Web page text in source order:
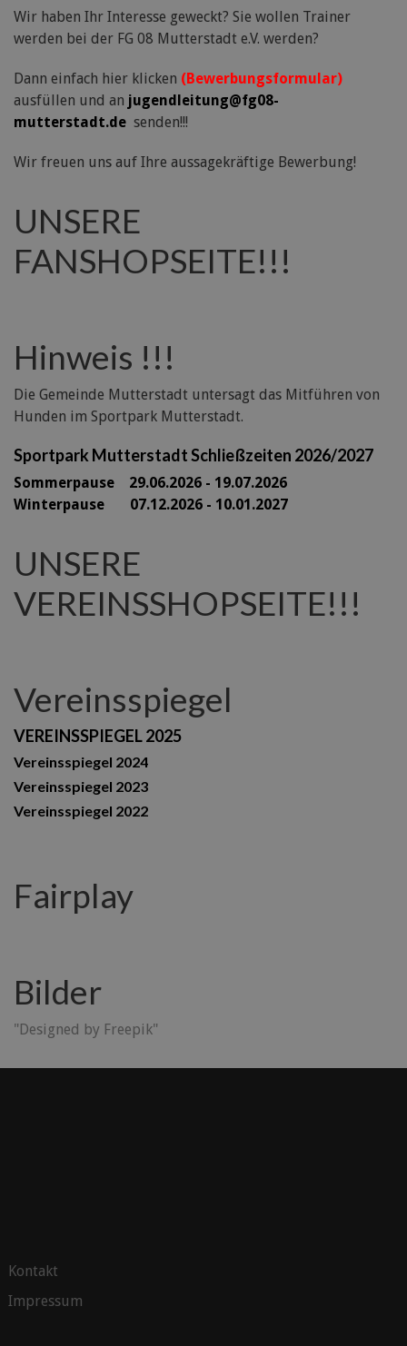
Wir haben Ihr Interesse geweckt? Sie wollen Trainer
werden bei der FG 08 Mutterstadt e.V. werden?
Dann einfach hier klicken (Bewerbungsformular)
ausfüllen und an jugendleitung@fg08-
mutterstadt.de senden!!!
Wir freuen uns auf Ihre aussagekräftige Bewerbung!
UNSERE
FANSHOPSEITE!!!
Hinweis !!!
Die Gemeinde Mutterstadt untersagt das Mitführen von
Hunden im Sportpark Mutterstadt.
Sportpark Mutterstadt Schließzeiten 2026/2027
Sommerpause 29.06.2026 - 19.07.2026
Winterpause 07.12.2026 - 10.01.2027
UNSERE
VEREINSSHOPSEITE!!!
Vereinsspiegel
VEREINSSPIEGEL 2025
Vereinsspiegel 2024
Vereinsspiegel 2023
Vereinsspiegel 2022
Fairplay
Bilder
"Designed by Freepik"
Kontakt
Impressum